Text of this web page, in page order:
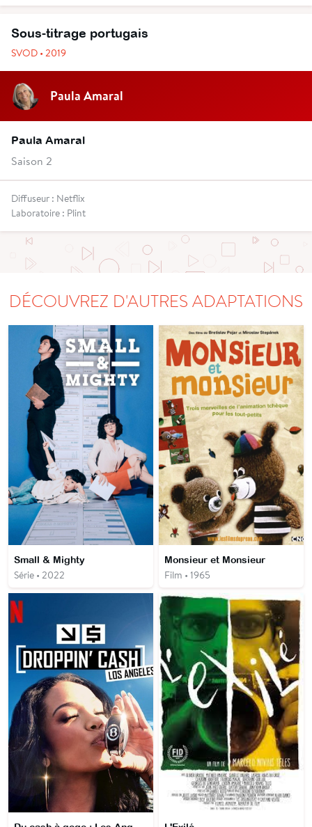
Sous-titrage portugais
SVOD • 2019
Paula Amaral
Paula Amaral
Saison 2
Diffuseur : Netflix
Laboratoire : Plint
DÉCOUVREZ D'AUTRES ADAPTATIONS
Small & Mighty
Série • 2022
Monsieur et Monsieur
Film • 1965